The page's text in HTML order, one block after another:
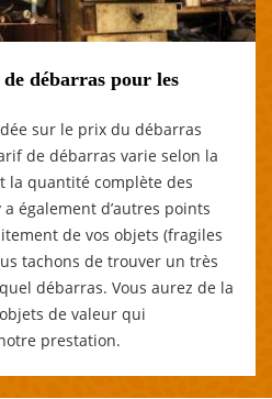
débarras pour les
sur le prix du débarras
de débarras varie selon la
la quantité complète des
également d’autres points
de vos objets (fragiles
tachons de trouver un très
débarras. Vous aurez de la
de valeur qui
prestation.